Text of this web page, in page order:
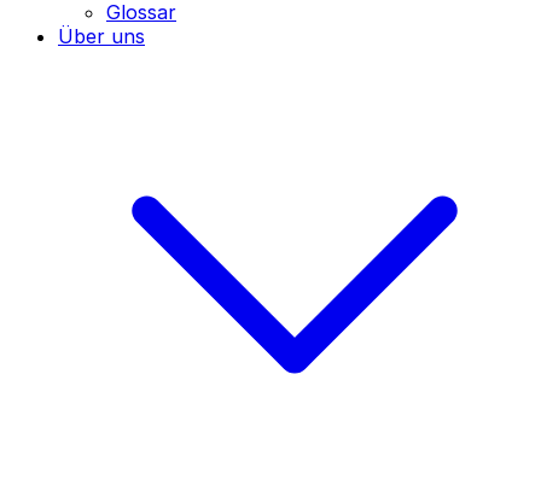
Glossar
Über uns